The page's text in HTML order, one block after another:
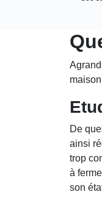
De
ainsi
trop
à
son